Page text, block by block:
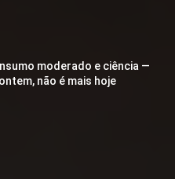
moderado e ciência —
não é mais hoje